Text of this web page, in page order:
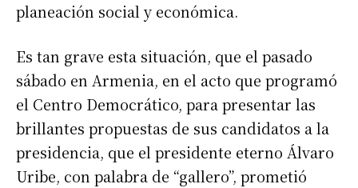
planeación social y económica.
Es tan grave esta situación, que el pasado
sábado en Armenia, en el acto que programó
el Centro Democrático, para presentar las
brillantes propuestas de sus candidatos a la
presidencia, que el presidente eterno Álvaro
Uribe, con palabra de “gallero”, prometió